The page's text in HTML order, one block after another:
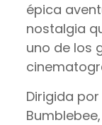
épica
nostalgia
uno de los
Dirigida